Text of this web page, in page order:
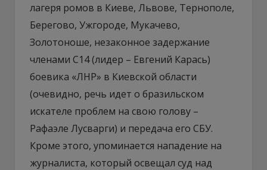
лагеря ромов в Киеве, Львове, Тернополе,
Берегово, Ужгороде, Мукачево,
Золотоноше, незаконное задержание
членами С14 (лидер – Евгений Карась)
боевика «ЛНР» в Киевской области
(очевидно, речь идет о бразильском
искателе проблем на свою голову –
Рафаэле Лусварги) и передача его СБУ.
Кроме этого, упоминается нападение на
журналиста, который освещал суд над